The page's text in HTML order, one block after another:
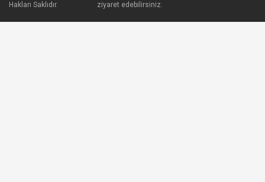
Hakları Saklıdır.
ziyaret edebilirsiniz.